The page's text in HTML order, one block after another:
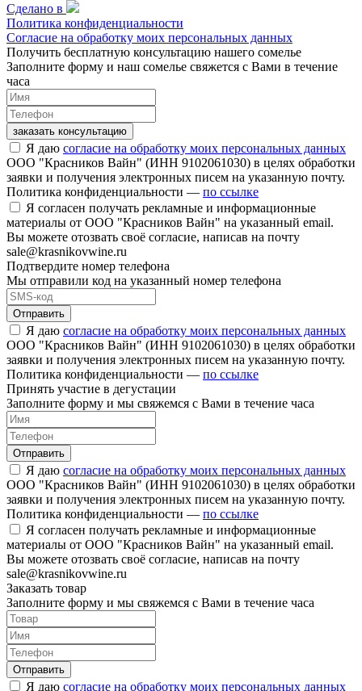
Сделано в
Политика конфиденциальности
Согласие на обработку моих персональных данных
Получить бесплатную консультацию нашего сомелье
Заполните форму и наш сомелье свяжется с Вами в течение
часа
заказать консультацию
Я даю согласие на обработку моих персональных данных
ООО "Красников Вайн" (ИНН 9102061030) в целях обработки
заявки и получения электронных писем на указанную почту.
Политика конфиденциальности — по ссылке
Я согласен получать рекламные и информационные
материалы от ООО "Красников Вайн" на указанный email.
Вы можете отозвать своё согласие, написав на почту
sale@krasnikovwine.ru
Подтвердите номер телефона
Мы отправили код на указанный номер телефона
Отправить
Я даю согласие на обработку моих персональных данных
ООО "Красников Вайн" (ИНН 9102061030) в целях обработки
заявки и получения электронных писем на указанную почту.
Политика конфиденциальности — по ссылке
Принять участие в дегустации
Заполните форму и мы свяжемся с Вами в течение часа
Отправить
Я даю согласие на обработку моих персональных данных
ООО "Красников Вайн" (ИНН 9102061030) в целях обработки
заявки и получения электронных писем на указанную почту.
Политика конфиденциальности — по ссылке
Я согласен получать рекламные и информационные
материалы от ООО "Красников Вайн" на указанный email.
Вы можете отозвать своё согласие, написав на почту
sale@krasnikovwine.ru
Заказать товар
Заполните форму и мы свяжемся с Вами в течение часа
Отправить
Я даю согласие на обработку моих персональных данных